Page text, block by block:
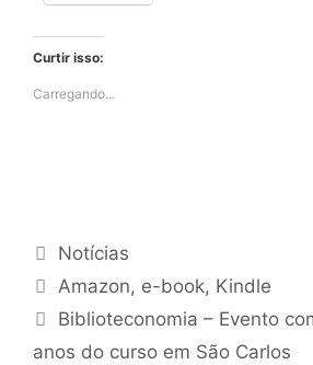
Curtir isso:
Carregando...
Categorias
Notícias
Tags
Amazon, e-book, Kindle
Biblioteconomia – Evento
anos do curso em São Carlos